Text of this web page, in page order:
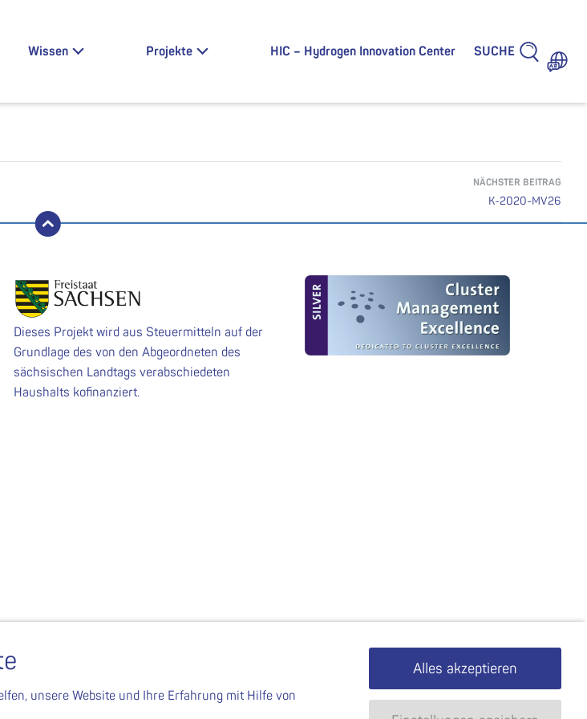
Wissen Projekte HIC – Hydrogen Innovation Center SUCHE
NÄCHSTER BEITRAG
K-2020-MV26
nach oben
Dieses Projekt wird aus Steuermitteln auf der
Grundlage des von den Abgeordneten des
sächsischen Landtags verabschiedeten
Haushalts kofinanziert.
unsere Website und Ihre Erfahrung mit Hilfe von
Alles akzeptieren